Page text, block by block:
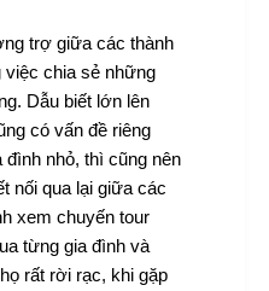
trợ giữa các thành
việc chia sẻ những
Dẫu biết lớn lên
có vấn đề riêng
đình nhỏ, thì cũng nên
nối qua lại giữa các
xem chuyến tour
từng gia đình và
rất rời rạc, khi gặp